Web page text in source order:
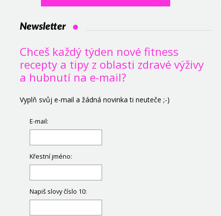
Newsletter
Chceš každý týden nové fitness
recepty a tipy z oblasti zdravé výživy
a hubnutí na e-mail?
Vyplň svůj e-mail a žádná novinka ti neuteče ;-)
E-mail:
Křestní jméno:
Napiš slovy číslo 10: